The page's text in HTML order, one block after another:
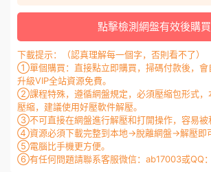
點擊檢測網盤有效後購買
下載提示：（認真理解每一個字，否則看不了）
①單個購買：直接點立即購買，掃碼付款後，會
升級VIP全站資源免費。
②課程特殊，遵循網盤規定，必須壓縮包形式，
壓縮，建議使用好壓軟件解壓。
③不可直接在網盤進行解壓和打開操作，容易被
④資源必須下載完整到本地→脫離網盤→解壓即
⑤電腦比手機更方便。
⑥有任何問題請聯系客服微信：ab17003或QQ